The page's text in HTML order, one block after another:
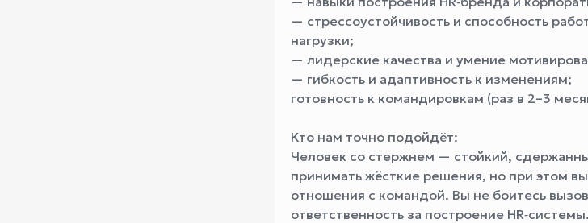
— стрессоустойчивость и способность
нагрузки;
— лидерские качества и умение
— гибкость и адаптивность к изменениям;
готовность к командировкам (раз в 2–3
Кто нам точно подойдёт:
Человек со стержнем — стойкий,
принимать жёсткие решения, но при этом
отношения с командой. Вы не боитесь
ответственность за построение HR‑системы.